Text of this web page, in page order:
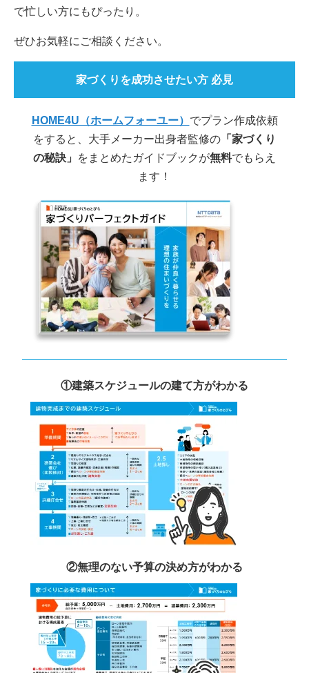
で忙しい方にもぴったり。
ぜひお気軽にご相談ください。
家づくりを成功させたい方 必見
HOME4U（ホームフォーユー） でプラン作成依頼
をすると、大手メーカー出身者監修の 「家づくり
の秘訣」
をまとめたガイドブックが無料でもらえ
ます！
①建築スケジュールの建て方がわかる
②無理のない予算の決め方がわかる